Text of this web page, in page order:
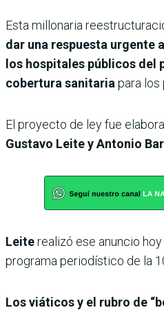
Esta millonaria
dar una respuesta urgente
los hospitales públicos del
cobertura sanitaria para los
El proyecto de ley fue
Gustavo Leite y Antonio
Leiterealizó ese anuncio
programa periodístico de la
Los viáticos y el rubro de